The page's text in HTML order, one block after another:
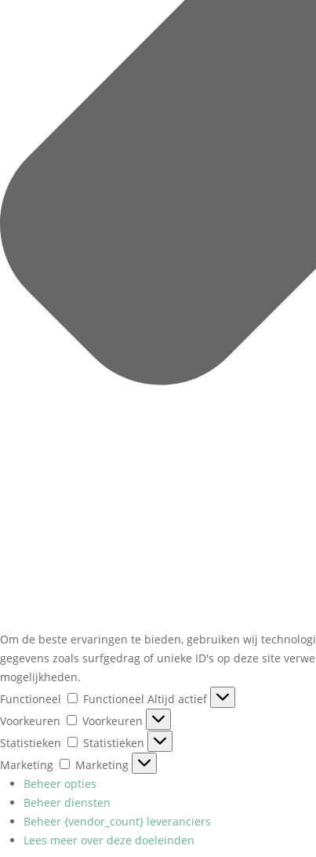
Om de beste ervaringen te bieden, gebruiken wij
gegevens zoals surfgedrag of unieke ID's op deze site
mogelijkheden.
Functioneel
Functioneel Altijd actief
Voorkeuren
Voorkeuren
Statistieken
Statistieken
Marketing
Marketing
Beheer opties
Beheer diensten
Beheer {vendor_count} leveranciers
Lees meer over deze doeleinden